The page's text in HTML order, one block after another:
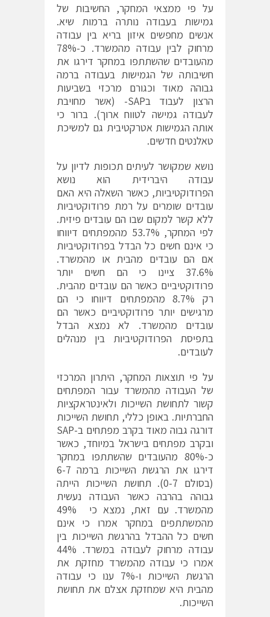
על פי ממצאי המחקר, החשיבות של
גמישות בעבודה נותרה ברמות שיא.
אנשים מחפשים איזון בריא בין עבודה
מרחוק לבין עבודה מהמשרד. כ-78%
מהעובדים שהשתתפו במחקר דירגו את
חשיבותה של הגמישות בעבודה ברמה
גבוהה מאוד וכגורם מרכזי בשביעות
הרצון לעבוד בSAP- (אשר מחויבת
לעבודה גמישה לטווח ארוך). ברור כי
אותה הגמישות אטרקטיבית גם למשיכת
טאלנטים חדשים.
נושא שמקושר לעיתים תכופות לדיון על
עבודה היברידית הוא נושא
הפרודוקטיביות, כאשר השאלה היא האם
עובדים שומרים על רמת פרודוקטיביות
ללא קשר למקום שבו הם עובדים פיזית.
לפי המחקר, 53.7% מהמפתחים דיווחו
כי אינם חשים כל הבדל בפרודוקטיביות
אם הם עובדים מהבית או מהמשרד.
37.6% ציינו כי הם חשים יותר
פרודוקטיביים כאשר הם עובדים מהבית.
רק 8.7% מהמפתחים דיווחו כי הם
מרגישים יותר פרודוקטיביים כאשר הם
עובדים מהמשרד. לא נמצא הבדל
בתפיסת הפרודוקטיביות בין מנהלים
לעובדים.
על פי תוצאות המחקר, היתרון המרכזי
של העבודה מהמשרד עבור המפתחים
קשור לתחושת השייכות ולאינטראקציות
החברתיות. באופן כללי, תחושת השייכות
דורגה גבוה מאוד בקרב מפתחים ב-SAP
ובקרב מפתחים בישראל במיוחד, כאשר
כ-80% מהעובדים שהשתתפו במחקר
דירגו את הרגשת השייכות ברמה 6-7
(בסולם 0-7). תחושת השייכות הייתה
גבוהה בהרבה כאשר העבודה נעשית
מהמשרד. עם זאת, נמצא כי 49%
מהמשתתפים במחקר אמרו כי אינם
חשים כל ההבדל בהרגשת השייכות בין
עבודה מרחוק לעבודה במשרד. 44%
אמרו כי עבודה מהמשרד מחזקת את
הרגשת השייכות ו-7% ענו כי עבודה
מהבית היא שמחזקת אצלם את תחושת
השייכות.